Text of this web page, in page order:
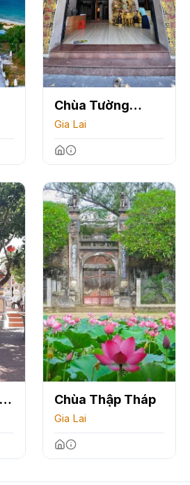
Chùa Tường
Quang
Gia Lai
Chùa Thập Tháp
Gia Lai